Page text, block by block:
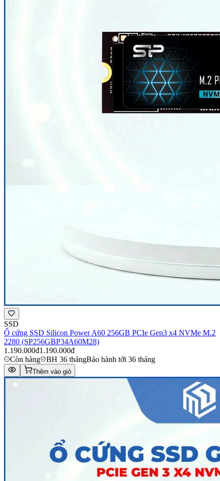
SSD
Ổ cứng SSD Silicon Power A60 256GB PCIe Gen3 x4 NVMe M.2
2280 (SP256GBP34A60M28)
1.190.000đ1.190.000đ
Còn hàng
BH 36 thángBảo hành tới 36 tháng
Thêm vào giỏ